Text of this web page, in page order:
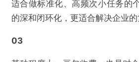
适合做标准化、高频次小任务的
的深和闭环化，更适合解决企业的
03